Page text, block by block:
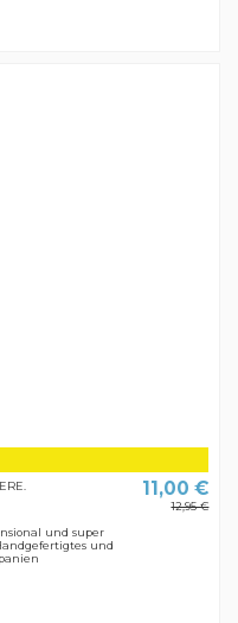
11,00 €
12,95 €
und super
und